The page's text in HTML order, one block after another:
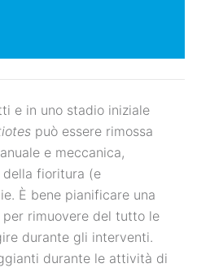
e in uno stadio iniziale
può essere rimossa
e meccanica,
della fioritura (e
È bene pianificare una
rimuovere del tutto le
durante gli interventi.
durante le attività di